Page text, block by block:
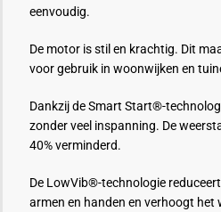
eenvoudig.
De motor is stil en krachtig. Dit
voor gebruik in woonwijken en
Dankzij de Smart Start®-
zonder veel inspanning. De
40% verminderd.
De LowVib®-technologie
armen en handen en verhoogt het